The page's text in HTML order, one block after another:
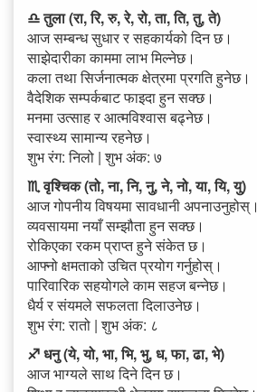
♎ तुला (रा, रि, रु, रे, रो, ता, ति, तु, ते)
आज सम्बन्ध सुधार र सहकार्यको दिन छ।
साझेदारीका काममा लाभ मिल्नेछ।
कला तथा सिर्जनात्मक क्षेत्रमा प्रगति हुनेछ।
वैदेशिक सम्पर्कबाट फाइदा हुन सक्छ।
मनमा उत्साह र आत्मविश्वास बढ्नेछ।
स्वास्थ्य सामान्य रहनेछ।
शुभ रंग: निलो | शुभ अंक: ७
♏ वृश्चिक (तो, ना, नि, नु, ने, नो, या, यि, यु)
आज गोपनीय विषयमा सावधानी अपनाउनुहोस्।
व्यवसायमा नयाँ सम्झौता हुन सक्छ।
रोकिएका रकम प्राप्त हुने संकेत छ।
आफ्नो क्षमताको उचित प्रयोग गर्नुहोस्।
पारिवारिक सहयोगले काम सहज बन्नेछ।
धैर्य र संयमले सफलता दिलाउनेछ।
शुभ रंग: रातो | शुभ अंक: ८
♐ धनु (ये, यो, भा, भि, भु, ध, फा, ढा, भे)
आज भाग्यले साथ दिने दिन छ।